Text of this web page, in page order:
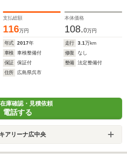
支払総額
116万円
本体価格
108.0万円
年式 2017年 走行 3.1万km
車検
車検整備付 修復
なし
保証
保証付 整備
法定整備付
住所
広島県呉市
庫確認・見積依頼
電話する
アリーナ広中央